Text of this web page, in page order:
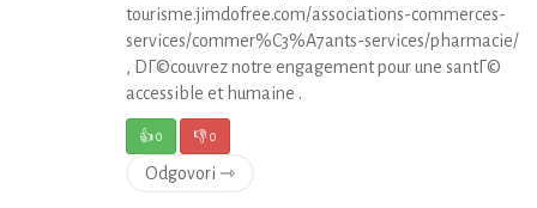
tourisme.jimdofree.com/associations-commerces-
services/commer%C3%A7ants-services/pharmacie/
, DГ©couvrez notre engagement pour une santГ©
accessible et humaine .
👍0 👎0
Odgovori ⇾